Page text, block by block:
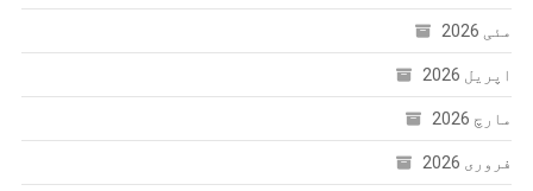
مئی 2026
اپریل 2026
مارچ 2026
فروری 2026